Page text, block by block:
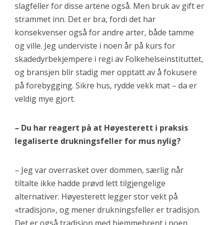
slagfeller for disse artene også. Men bruk av gift er
strammet inn. Det er bra, fordi det har
konsekvenser også for andre arter, både tamme
og ville. Jeg underviste i noen år på kurs for
skadedyrbekjempere i regi av Folkehelseinstituttet,
og bransjen blir stadig mer opptatt av å fokusere
på forebygging. Sikre hus, rydde vekk mat – da er
veldig mye gjort.
– Du har reagert på at Høyesterett i praksis
legaliserte drukningsfeller for mus nylig?
– Jeg var overrasket over dommen, særlig når
tiltalte ikke hadde prøvd lett tilgjengelige
alternativer. Høyesterett legger stor vekt på
«tradisjon», og mener drukningsfeller er tradisjon.